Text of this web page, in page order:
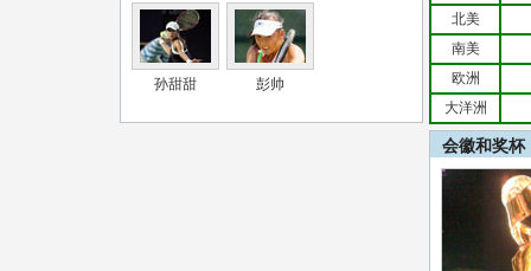
孙甜甜 彭帅
北美
南美
欧洲
大洋洲
会徽和奖杯